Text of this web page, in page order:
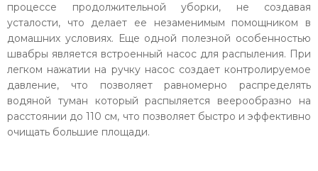
процессе продолжительной уборки, не создавая
усталости, что делает ее незаменимым помощником в
домашних условиях. Еще одной полезной особенностью
швабры является встроенный насос для распыления. При
легком нажатии на ручку насос создает контролируемое
давление, что позволяет равномерно распределять
водяной туман который распыляется веерообразно на
расстоянии до 110 см, что позволяет быстро и эффективно
очищать большие площади.